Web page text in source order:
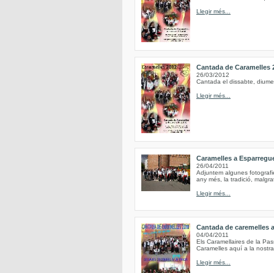
Llegir més...
Cantada de Caramelles
26/03/2012
Cantada el dissabte,
Llegir més...
Caramelles a
26/04/2011
Adjuntem algunes
any més, la tradició,
Llegir més...
Cantada de caremelles
04/04/2011
Els Caramellaires de la
Caramelles aquí a la
Llegir més...